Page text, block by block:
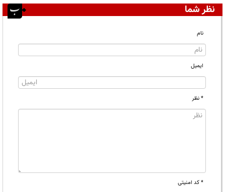
نظر شما
نام
ایمیل
* نظر
* کد امنیتی